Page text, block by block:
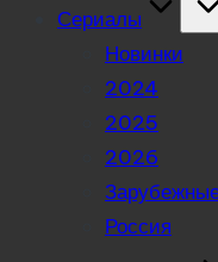
Сериалы
Новинки
2024
2025
2026
Россия